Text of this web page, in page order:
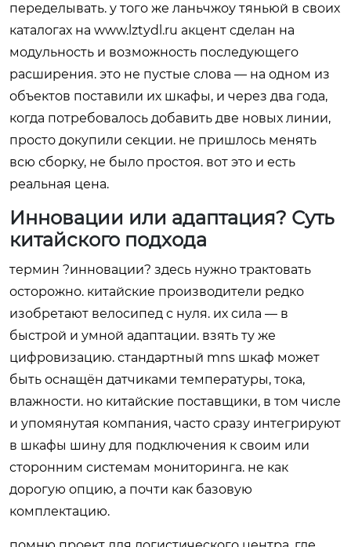
переделывать. у того же ланьчжоу тяньюй в своих
каталогах на www.lztydl.ru акцент сделан на
модульность и возможность последующего
расширения. это не пустые слова — на одном из
объектов поставили их шкафы, и через два года,
когда потребовалось добавить две новых линии,
просто докупили секции. не пришлось менять
всю сборку, не было простоя. вот это и есть
реальная цена.
Инновации или адаптация? Суть
китайского подхода
термин ?инновации? здесь нужно трактовать
осторожно. китайские производители редко
изобретают велосипед с нуля. их сила — в
быстрой и умной адаптации. взять ту же
цифровизацию. стандартный mns шкаф может
быть оснащён датчиками температуры, тока,
влажности. но китайские поставщики, в том числе
и упомянутая компания, часто сразу интегрируют
в шкафы шину для подключения к своим или
сторонним системам мониторинга. не как
дорогую опцию, а почти как базовую
комплектацию.